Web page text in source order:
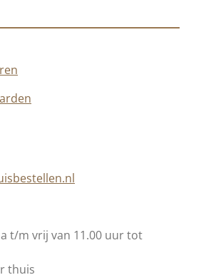
t/m vrij van 11.00 uur tot
thuis